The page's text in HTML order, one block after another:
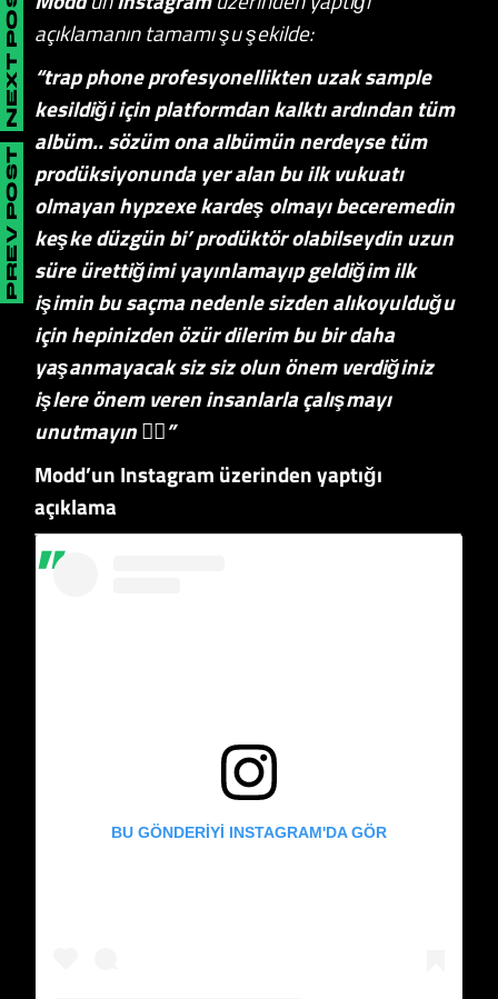
açıklamanın tamamı şu şekilde:
“trap phone profesyonellikten uzak sample
kesildiği için platformdan kalktı ardından tüm
albüm.. sözüm ona albümün nerdeyse tüm
prodüksiyonunda yer alan bu ilk vukuatı
olmayan hypzexe kardeş olmayı beceremedin
keşke düzgün bi’ prodüktör olabilseydin uzun
süre ürettiğimi yayınlamayıp geldiğim ilk
işimin bu saçma nedenle sizden alıkoyulduğu
için hepinizden özür dilerim bu bir daha
yaşanmayacak siz siz olun önem verdiğiniz
işlere önem veren insanlarla çalışmayı
unutmayın ✌🏼”
Modd’un Instagram üzerinden yaptığı
açıklama
BU GÖNDERIYI INSTAGRAM'DA GÖR
PREV POST
NEXT POST